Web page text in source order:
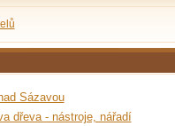
Sázavou
dřeva - nástroje, nářadí